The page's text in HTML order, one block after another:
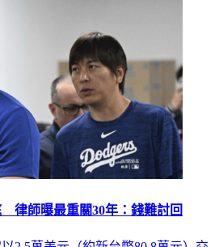
律師曝最重關30年：錢難討回